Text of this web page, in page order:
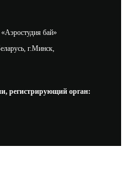
бай»
г.Минск,
регистрирующий орган: